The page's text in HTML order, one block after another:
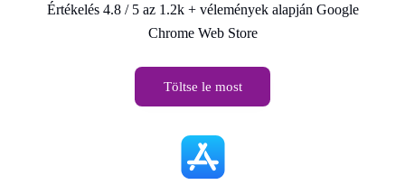
Értékelés 4.8 / 5 az 1.2k + vélemények alapján Google
Chrome Web Store
Töltse le most